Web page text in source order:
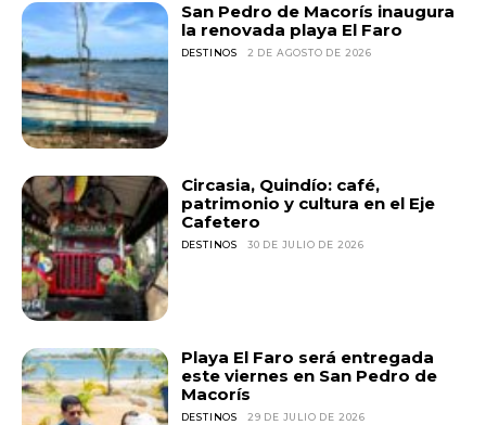
San Pedro de Macorís inaugura
la renovada playa El Faro
DESTINOS 2 DE AGOSTO DE 2026
Circasia, Quindío: café,
patrimonio y cultura en el Eje
Cafetero
DESTINOS 30 DE JULIO DE 2026
Playa El Faro será entregada
este viernes en San Pedro de
Macorís
DESTINOS 29 DE JULIO DE 2026